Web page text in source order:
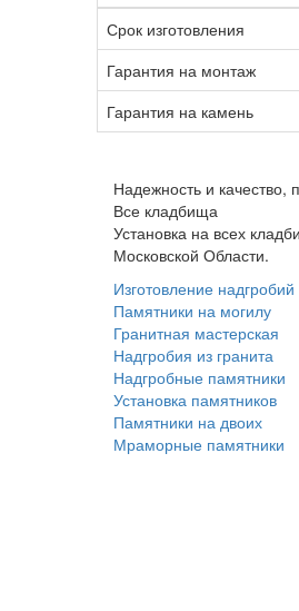
Срок изготовления
Гарантия на монтаж
Гарантия на камень
Надежность и
Все кладбища
Установка на всех
Московской Области.
Изготовление надгробий
Памятники на могилу
Гранитная мастерская
Надгробия из гранита
Надгробные памятники
Установка памятников
Памятники на двоих
Мраморные памятники